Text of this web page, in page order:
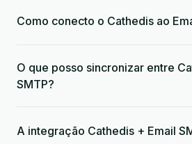
Como conecto o Cathedis ao
O que posso sincronizar entre
SMTP?
A integração Cathedis + Email